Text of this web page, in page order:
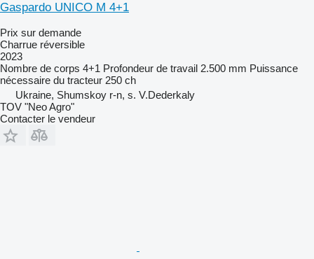
Gaspardo UNICO M 4+1
Prix sur demande
Charrue réversible
2023
Nombre de corps 4+1 Profondeur de travail 2.500 mm Puissance
nécessaire du tracteur 250 ch
Ukraine, Shumskoy r-n, s. V.Dederkaly
TOV "Neo Agro"
Contacter le vendeur